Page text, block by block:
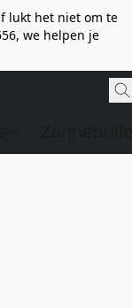
lukt het niet om te
we helpen je